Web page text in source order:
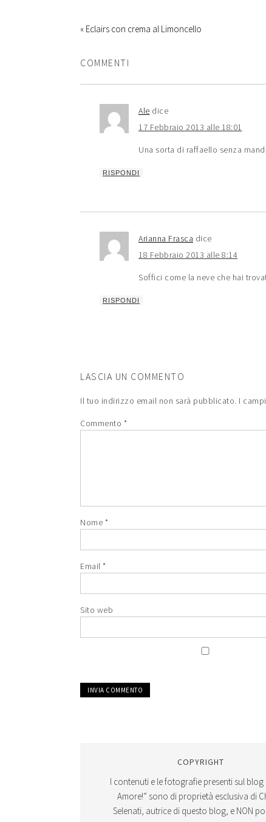
« Eclairs con crema al Limoncello
COMMENTI
Ale dice
17 Febbraio 2013 alle 18:01
Una sorta di raffaello senza
RISPONDI
Arianna Frasca dice
18 Febbraio 2013 alle 8:14
Soffici come la neve che hai
RISPONDI
LASCIA UN COMMENTO
Il tuo indirizzo email non sarà pubblicato. I
Commento *
Nome *
Email *
Sito web
COPYRIGHT
I contenuti e le fotografie presenti sul blog
Amore!” sono di proprietà esclusiva di
Selenati, autrice di questo blog, e NON